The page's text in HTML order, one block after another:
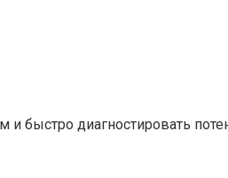
быстро диагностировать